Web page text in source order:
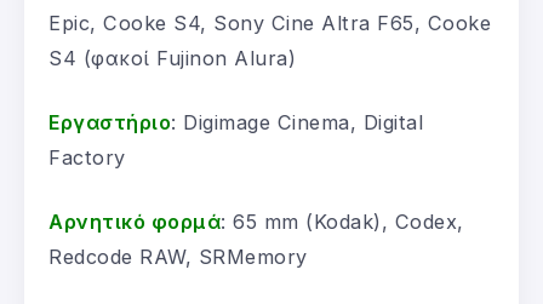
Epic, Cooke S4, Sony Cine Altra F65, Cooke
S4 (φακοί Fujinon Alura)
Εργαστήριο: Digimage Cinema, Digital
Factory
Αρνητικό φορμά: 65 mm (Kodak), Codex,
Redcode RAW, SRMemory